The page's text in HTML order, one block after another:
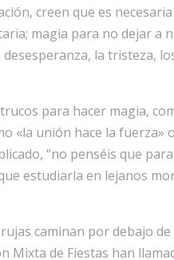
creen que es
magia para no dejar a
la tristeza,
para hacer magia,
«la unión hace la fuerza»
“no penséis que
estudiarla en lejanos
caminan por debajo
Mixta de Fiestas han